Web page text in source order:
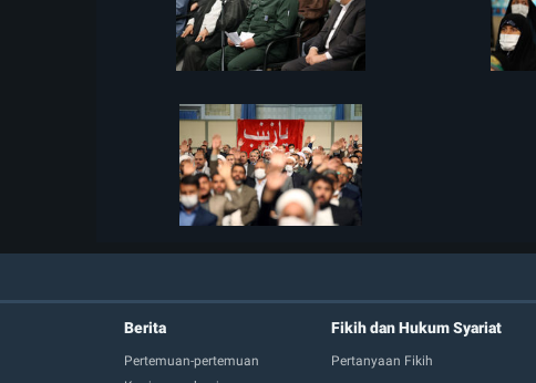
Berita
Pertemuan-pertemuan
Fikih dan Hukum Syariat
Pertanyaan Fikih